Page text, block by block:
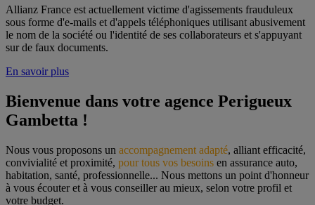
Allianz France est actuellement victime d'agissements frauduleux
sous forme d'e-mails et d'appels téléphoniques utilisant abusivement
le nom de la société ou l'identité de ses collaborateurs et s'appuyant
sur de faux documents.
En savoir plus
Bienvenue dans votre agence Perigueux
Gambetta !
Nous vous proposons un accompagnement adapté, alliant efficacité,
convivialité et proximité, pour tous vos besoins en assurance auto,
habitation, santé, professionnelle... Nous mettons un point d'honneur
à vous écouter et à vous conseiller au mieux, selon votre profil et
votre budget.